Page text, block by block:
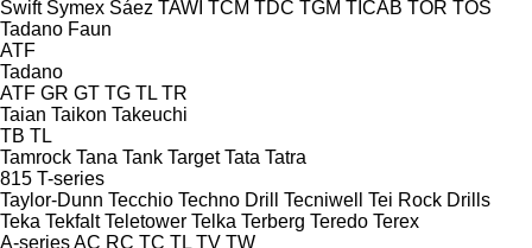
Swift Symex Sáez TAWI TCM TDC TGM TICAB TOR TOS
Tadano Faun
ATF
Tadano
ATF GR GT TG TL TR
Taian Taikon Takeuchi
TB TL
Tamrock Tana Tank Target Tata Tatra
815 T-series
Taylor-Dunn Tecchio Techno Drill Tecniwell
Tei Rock Drills
Teka Tekfalt Teletower Telka Terberg Teredo Terex
A-seriesAC RC TC TL TV TW